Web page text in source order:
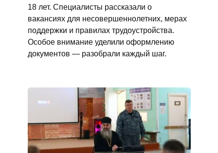
18 лет. Специалисты рассказали о
вакансиях для несовершеннолетних, мерах
поддержки и правилах трудоустройства.
Особое внимание уделили оформлению
документов — разобрали каждый шаг.